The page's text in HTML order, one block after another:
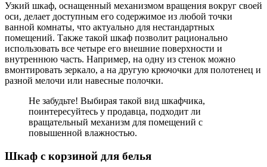
Узкий шкаф, оснащенный механизмом вращения вокруг своей
оси, делает доступным его содержимое из любой точки
ванной комнаты, что актуально для нестандартных
помещений. Также такой шкаф позволит рационально
использовать все четыре его внешние поверхности и
внутреннюю часть. Например, на одну из стенок можно
вмонтировать зеркало, а на другую крючочки для полотенец и
разной мелочи или навесные полочки.
Не забудьте! Выбирая такой вид шкафчика,
поинтересуйтесь у продавца, подходит ли
вращательный механизм для помещений с
повышенной влажностью.
Шкаф с корзиной для белья